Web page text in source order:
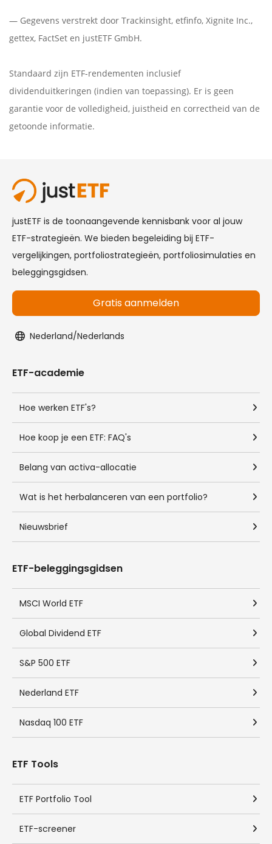
— Gegevens verstrekt door Trackinsight, etfinfo, Xignite Inc.,
gettex, FactSet en justETF GmbH.
Standaard zijn ETF-rendementen inclusief
dividenduitkeringen (indien van toepassing). Er is geen
garantie voor de volledigheid, juistheid en correctheid van de
getoonde informatie.